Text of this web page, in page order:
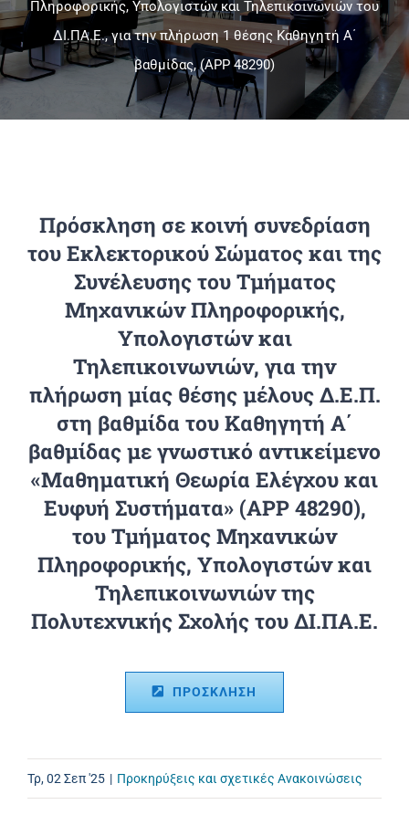
Πανεπιστημιακές Μονάδες
Πληροφορικής, Υπολογιστών και Τηλεπικοινωνιών του
ΔΙ.ΠΑ.Ε., για την πλήρωση 1 θέσης Καθηγητή Α΄
βαθμίδας, (APP 48290)
Πρόσκληση σε κοινή συνεδρίαση
του Εκλεκτορικού Σώματος και της
Συνέλευσης του Τμήματος
Μηχανικών Πληροφορικής,
Υπολογιστών και
Τηλεπικοινωνιών, για την
πλήρωση μίας θέσης μέλους Δ.Ε.Π.
στη βαθμίδα του Καθηγητή Α΄
βαθμίδας με γνωστικό αντικείμενο
«Μαθηματική Θεωρία Ελέγχου και
Ευφυή Συστήματα» (APP 48290),
του Τμήματος Μηχανικών
Πληροφορικής, Υπολογιστών και
Τηλεπικοινωνιών της
Πολυτεχνικής Σχολής του ΔΙ.ΠΑ.Ε.
ΠΡΟΣΚΛΗΣΗ
Τρ, 02 Σεπ '25 | Προκηρύξεις και σχετικές Ανακοινώσεις